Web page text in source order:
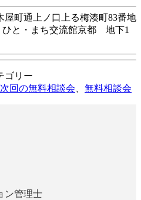
屋町通上ノ口上る梅湊町83番地
ひと・まち交流館京都 地下1
ゴリー
次回の無料相談会 無料相談会
ン管理士